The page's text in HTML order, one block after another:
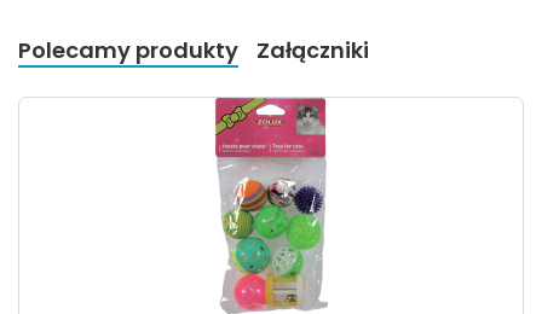
Polecamy produkty Załączniki